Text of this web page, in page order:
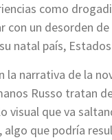
como
con un desorden
natal país,
la narrativa de la
Russo tratan
visual que va
algo que podría